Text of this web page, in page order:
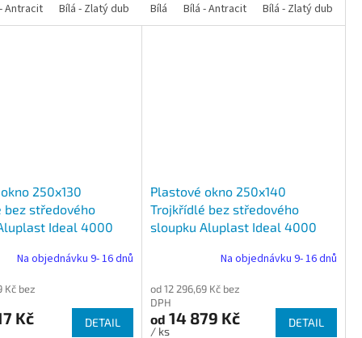
Zlatý dub Tmavý dub Ořech Mahagon
Bílá - Ořech Bílá - Mahagon Antracit Zlatý dub Tmavý dub
Antracit Bílá - Zlatý dub Bílá - Tmavý dub Bílá - Ořech Bílá -
Bílá Bílá - Antracit Bílá - Zlatý dub
250x130
bez středového
Ideal 4000
Na objednávku 9- 16 dnů
Kč bez
Kč DETAIL
Plastové okno 250x140
Trojkřídlé bez středového
sloupku Aluplast Ideal 4000
Na objednávku 9- 16 dnů
od 12 296,69 Kč bez
DPH
od 14 879 Kč
/ ks
DETAIL